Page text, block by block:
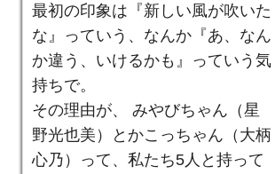
最初の印象は『新しい風が吹いた
な』っていう、なんか『あ、なん
か違う、いけるかも』っていう気
持ちで。
その理由が、 みやびちゃん（星
野光也美）とかこっちゃん（大柄
心乃）って、私たち5人と持って